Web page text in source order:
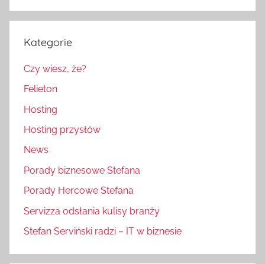
Kategorie
Czy wiesz, że?
Felieton
Hosting
Hosting przysłów
News
Porady biznesowe Stefana
Porady Hercowe Stefana
Servizza odsłania kulisy branży
Stefan Serviński radzi – IT w biznesie